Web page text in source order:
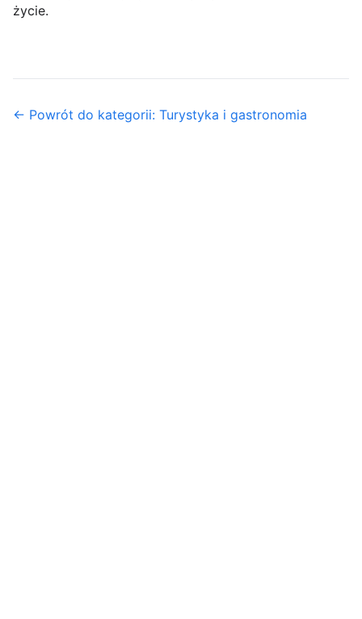
życie.
← Powrót do kategorii: Turystyka i gastronomia